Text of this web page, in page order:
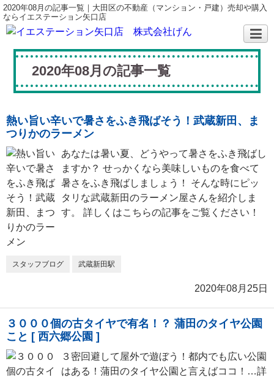
2020年08月の記事一覧｜大田区の不動産（マンション・戸建）売却や購入
ならイエステーション矢口店
2020年08月の記事一覧
熱い旨い辛いで暑さをふき飛ばそう！武蔵新田、ま
つりかのラーメン
あなたは暑い夏、どうやって暑さをふき飛ばし
ますか？ せっかくなら美味しいものを食べて
暑さをふき飛ばしましょう！ そんな時にピッ
タリな武蔵新田のラーメン屋さんを紹介しま
す。 詳しくはこちらの記事をご覧ください！
スタッフブログ 武蔵新田駅
2020年08月25日
３０００個の古タイヤで有名！？ 蒲田のタイヤ公園
こと [ 西六郷公園 ]
３密回避して屋外で遊ぼう！都内でも広い公園
はある！蒲田のタイヤ公園と言えばココ！…詳